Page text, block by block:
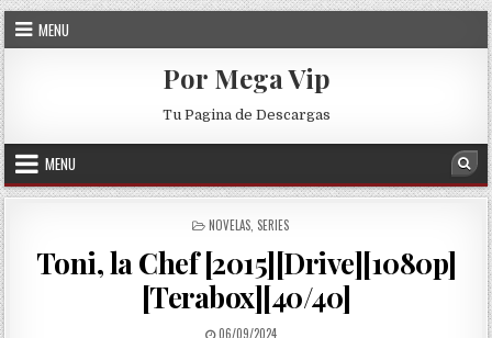
Skip to content
MENU
Por Mega Vip
Tu Pagina de Descargas
MENU
POSTED IN
NOVELAS SERIES
Toni, la Chef [2015][Drive][1080p]
[Terabox][40/40]
PUBLISHED DATE:
06/09/2024